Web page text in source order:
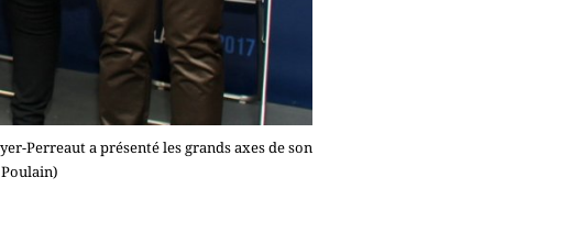
Perreaut a présenté les grands axes de son